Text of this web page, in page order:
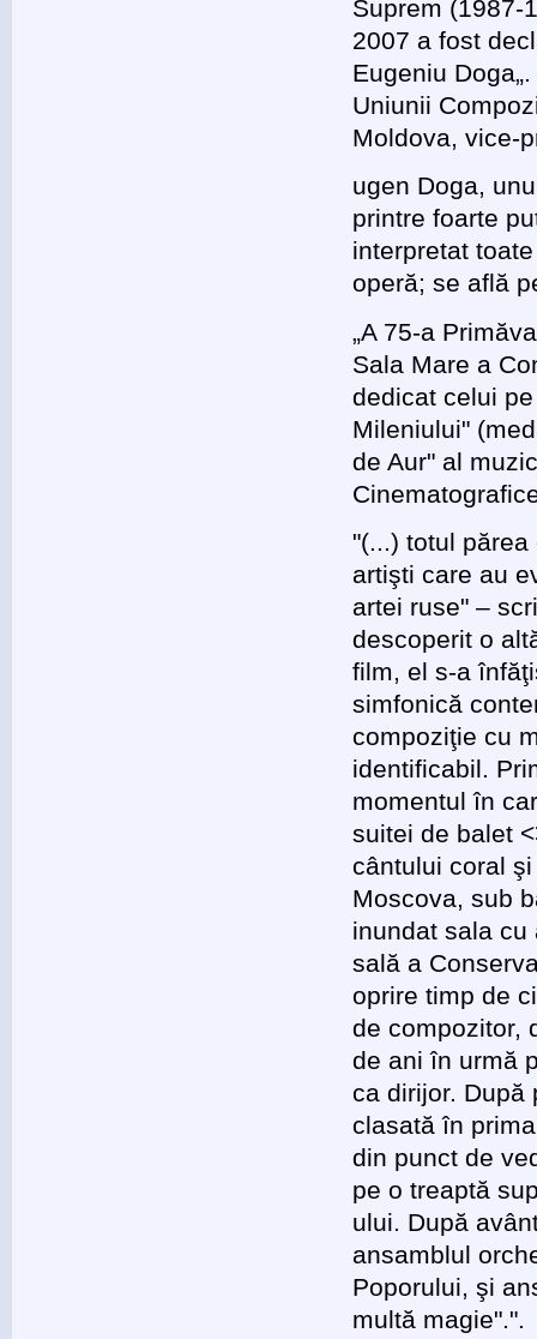
Suprem (1987-
2007 a fost
Eugeniu
Uniunii
Moldova, vice-
ugen Doga,
printre foarte
interpretat
operă; se află
„A 75-a
Sala Mare a
dedicat celui
Mileniului"
de Aur" al
"(...) totul
artişti care au
artei ruse" –
descoperit o
film, el s-a
simfonică
compoziţie cu
identificabil.
momentul în
suitei de balet
cântului coral
Moscova, sub
inundat sala
sală a
oprire timp de
de compozitor,
de ani în urmă
ca dirijor. După
clasată în
din punct de
pe o treaptă
ului. După
ansamblul
Poporului, şi
multă magie".".